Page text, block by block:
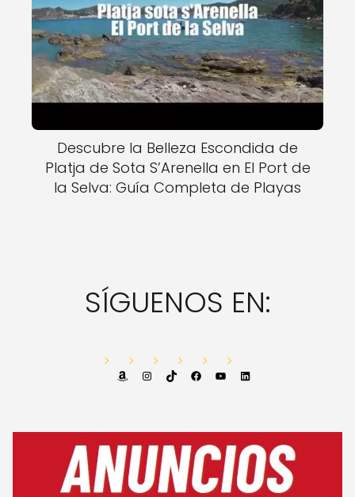
Descubre la Belleza Escondida de
Platja de Sota S’Arenella en El Port de
la Selva: Guía Completa de Playas
SÍGUENOS EN:
AmazonInstagram
TikTok FacebookYouTube